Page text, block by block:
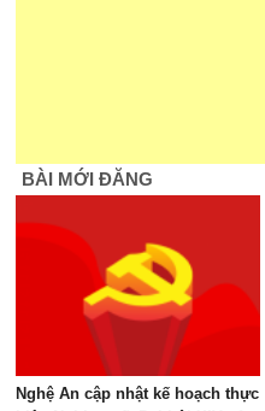
BÀI MỚI ĐĂNG
Nghệ An cập nhật kế hoạch thực